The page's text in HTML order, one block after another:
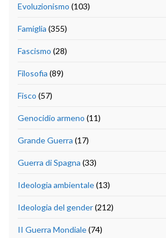
Evoluzionismo (103)
Famiglia (355)
Fascismo (28)
Filosofia (89)
Fisco (57)
Genocidio armeno (11)
Grande Guerra (17)
Guerra di Spagna (33)
Ideologia ambientale(13)
Ideologia del gender(212)
II Guerra Mondiale(74)